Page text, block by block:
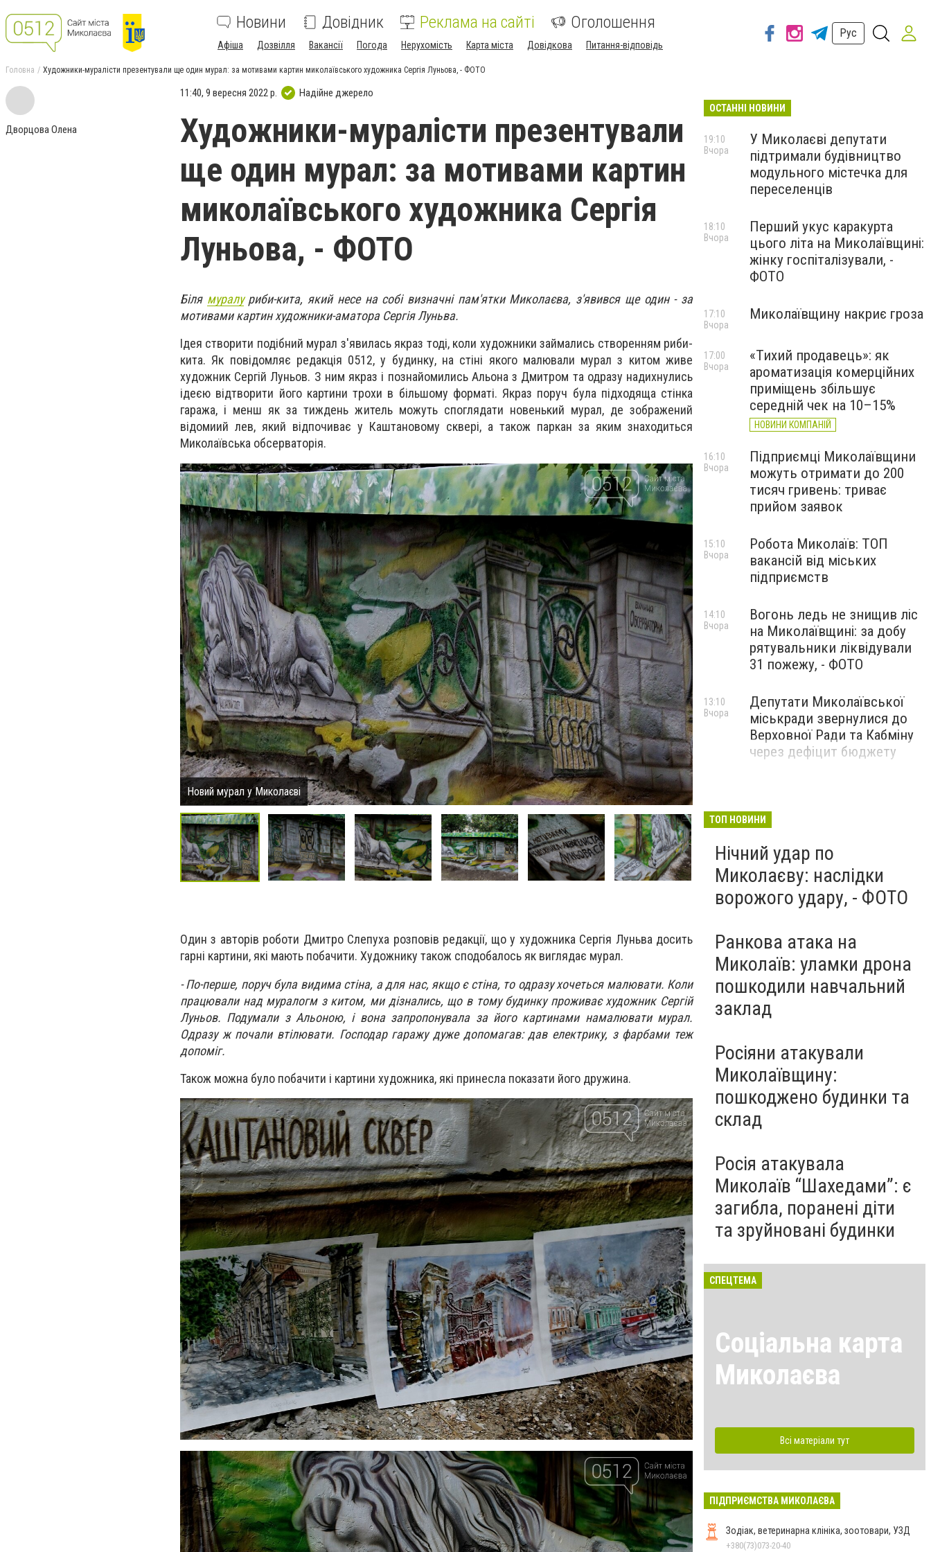
Новини Довідник Реклама на сайті Оголошення
Афіша Дозвілля Вакансії Погода Нерухомість Карта міста Довідкова Питання-відповідь
Рус
Головна Художники-муралісти презентували ще один мурал: за мотивами картин миколаївського художника Сергія Луньова, - ФОТО
Дворцова Олена
11:40, 9 вересня 2022 р. Надійне джерело
Художники-муралісти презентували
ще один мурал: за мотивами картин
миколаївського художника Сергія
Луньова, - ФОТО
Біля муралуриби-кита, який несе на собі визначні пам'ятки Миколаєва, з'явився ще один - за
мотивами картин художники-аматора Сергія Луньва.
Ідея створити подібний мурал з'явилась якраз тоді, коли художники займались створенням риби-
кита. Як повідомляє редакція 0512, у будинку, на стіні якого малювали мурал з китом живе
художник Сергій Луньов. З ним якраз і познайомились Альона з Дмитром та одразу надихнулись
ідеєю відтворити його картини трохи в більшому форматі. Якраз поруч була підходяща стінка
гаража, і менш як за тиждень житель можуть споглядати новенький мурал, де зображений
відомиий лев, який відпочиває у Каштановому сквері, а також паркан за яким знаходиться
Миколаївська обсерваторія.
Новий мурал у Миколаєві
Один з авторів роботи Дмитро Слепуха розповів редакції, що у художника Сергія Луньва досить
гарні картини, які мають побачити. Художнику також сподобалось як виглядає мурал.
- По-перше, поруч була видима стіна, а для нас, якщо є стіна, то одразу хочеться малювати. Коли
працювали над муралогм з китом, ми дізнались, що в тому будинку проживає художник Сергій
Луньов. Подумали з Альоною, і вона запропонувала за його картинами намалювати мурал.
Одразу ж почали втілювати. Господар гаражу дуже допомагав: дав електрику, з фарбами теж
допоміг.
Також можна було побачити і картини художника, які принесла показати його дружина.
ОСТАННІ НОВИНИ
У Миколаєві депутати
підтримали будівництво
модульного містечка для
переселенців
19:10
Вчора
Перший укус каракурта
цього літа на Миколаївщині:
жінку госпіталізували, -
ФОТО
18:10
Вчора
Миколаївщину накриє гроза
17:10
Вчора
«Тихий продавець»: як
ароматизація комерційних
приміщень збільшує
середній чек на 10–15%
НОВИНИ КОМПАНІЙ
17:00
Вчора
Підприємці Миколаївщини
можуть отримати до 200
тисяч гривень: триває
прийом заявок
16:10
Вчора
Робота Миколаїв: ТОП
вакансій від міських
підприємств
15:10
Вчора
Вогонь ледь не знищив ліс
на Миколаївщині: за добу
рятувальники ліквідували
31 пожежу, - ФОТО
14:10
Вчора
Депутати Миколаївської
міськради звернулися до
Верховної Ради та Кабміну
через дефіцит бюджету
13:10
Вчора
ТОП НОВИНИ
Нічний удар по
Миколаєву: наслідки
ворожого удару, - ФОТО
Ранкова атака на
Миколаїв: уламки дрона
пошкодили навчальний
заклад
Росіяни атакували
Миколаївщину:
пошкоджено будинки та
склад
Росія атакувала
Миколаїв “Шахедами”: є
загибла, поранені діти
та зруйновані будинки
СПЕЦТЕМА
Соціальна карта
Миколаєва
Всі матеріали тут
ПІДПРИЄМСТВА МИКОЛАЄВА
Зодіак, ветеринарна клініка, зоотовари, УЗД
+380(73)073-20-40